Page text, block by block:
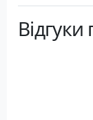
Відгуки